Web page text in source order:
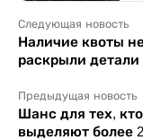
Следующая новость
Наличие квоты
раскрыли детали
Предыдущая новость
Шанс для тех,
выделяют более